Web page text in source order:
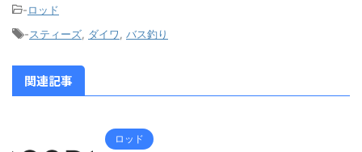
-ロッド
-スティーズ, ダイワ, バス釣り
関連記事
ロッド